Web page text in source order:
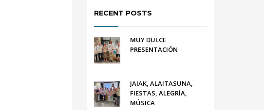
RECENT POSTS
MUY DULCE
PRESENTACIÓN
JAIAK, ALAITASUNA,
FIESTAS, ALEGRÍA,
MÚSICA